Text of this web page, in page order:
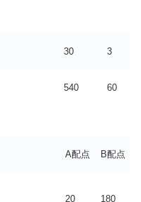
30 3
540 60
A配点 B配点
20 180